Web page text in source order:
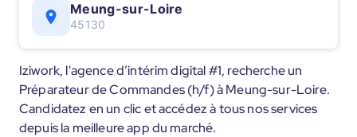
Meung-sur-Loire
45130
Iziwork, l'agence d’intérim digital #1, recherche un
Préparateur de Commandes (h/f) à Meung-sur-Loire.
Candidatez en un clic et accédez à tous nos services
depuis la meilleure app du marché.